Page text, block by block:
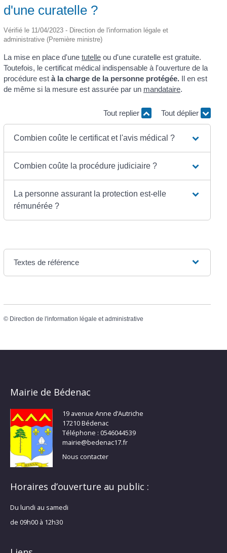
d'une curatelle ?
Vérifié le 11/04/2023 - Direction de l'information légale et
administrative (Première ministre)
La mise en place d'une tutelleou d'une curatelle est gratuite.
Toutefois, le certificat médical indispensable à l'ouverture de la
procédure est à la charge de la personne protégée.Il en est
de même si la mesure est assurée par un mandataire.
Tout replier Tout déplier
Combien coûte le certificat et l'avis médical ?
Combien coûte la procédure judiciaire ?
La personne assurant la protection est-elle
rémunérée ?
Textes de référence
© Direction de l'information légale et administrative
Mairie de Bédenac
19 avenue Anne d’Autriche
17210 Bédenac
Téléphone : 0546044539
mairie@bedenac17.fr
Nous contacter
Horaires d’ouverture au public :
Du lundi au samedi
de 09h00 à 12h30